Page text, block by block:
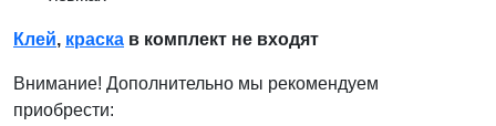
Клей, краска в комплект не входят
Внимание! Дополнительно мы рекомендуем
приобрести: